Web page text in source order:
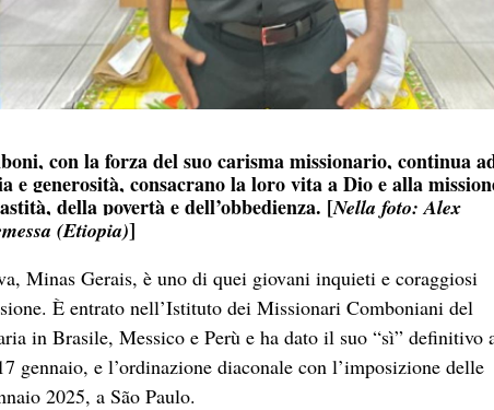
con la forza del suo carisma missionario, continua
generosità, consacrano la loro vita a Dio e alla
della povertà e dell’obbedienza. [Nella foto: Alex
(Etiopia)]
Minas Gerais, è uno di quei giovani inquieti e coraggiosi
È entrato nell’Istituto dei Missionari Comboniani del
in Brasile, Messico e Perù e ha dato il suo “sì” definitivo
gennaio, e l’ordinazione diaconale con l’imposizione delle
2025, a São Paulo.